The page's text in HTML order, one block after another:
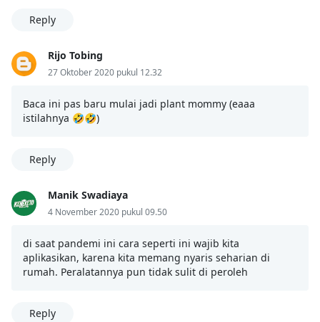
Reply
Rijo Tobing
27 Oktober 2020 pukul 12.32
Baca ini pas baru mulai jadi plant mommy (eaaa
istilahnya 🤣🤣)
Reply
Manik Swadiaya
4 November 2020 pukul 09.50
di saat pandemi ini cara seperti ini wajib kita
aplikasikan, karena kita memang nyaris seharian di
rumah. Peralatannya pun tidak sulit di peroleh
Reply